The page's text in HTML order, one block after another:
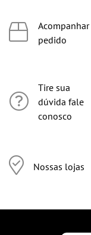
Acompanhar
pedido
Tire sua
dúvida fale
conosco
Nossas lojas